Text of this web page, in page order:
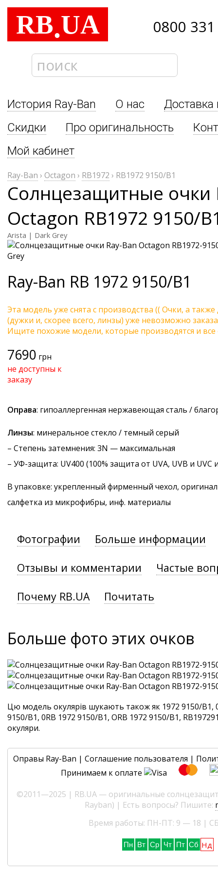
RB.UA 0800
История Ray-Ban О нас
Доставка
Скидки
Про оригинальность
Мой кабинет
Ray-Ban › Octagon › RB1972 › RB1972 9150/B1
Солнцезащитные очки
Octagon RB1972 9150/
Arista | Dark Grey
Ray-Ban RB 1972 9150/B1
Эта модель уже снята с производства (( Очки, а
(дужки и, скорее всего, линзы) уже невозможно
Ищите похожие модели, которые производятся и
7690 грн
не доступны к
заказу
Оправа: гипоаллергенная нержавеющая сталь /
Линзы: минеральное стекло / темный серый
– Степень затемнения: 3N — максимальная
– УФ-защита: UV400 (100% защита от UVA, UVB и UVC
В упаковке: укрепленный фирменный чехол,
салфетка из микрофибры, инф. материалы
Фотографии Больше информации
Отзывы и комментарии Частые
Почему RB.UA Почитать
Больше фото этих очков
Цю модель окулярів шукають також як 1972 9150/B1,
9150/B1, 0RB 1972 9150/B1, ORB 1972 9150/B1,
окуляри.
Оправы Ray-Ban | Соглашение пользователя |
Принимаем к оплате
©2011—2025 | RB.UA — оригинальные
Rayban) | Есть вопросы? Пишите:
Время работы: ПН-ПТ: 9 — 18 |
Пн Вт Ср Чт Пт Сб Нд